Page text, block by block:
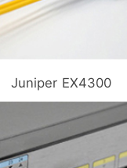
Juniper EX4300